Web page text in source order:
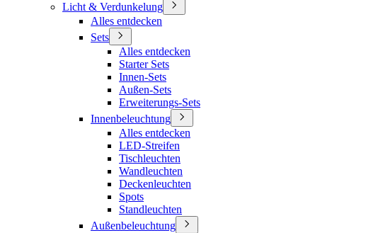
Licht & Verdunkelung
Alles entdecken
Sets
Alles entdecken
Starter Sets
Innen-Sets
Außen-Sets
Erweiterungs-Sets
Innenbeleuchtung
Alles entdecken
LED-Streifen
Tischleuchten
Wandleuchten
Deckenleuchten
Spots
Standleuchten
Außenbeleuchtung